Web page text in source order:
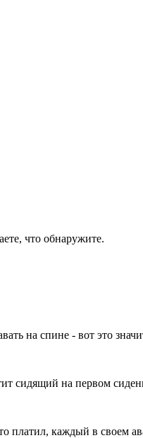
что обнаружите.
на спине - вот это
сидящий на первом
платил, каждый в своем